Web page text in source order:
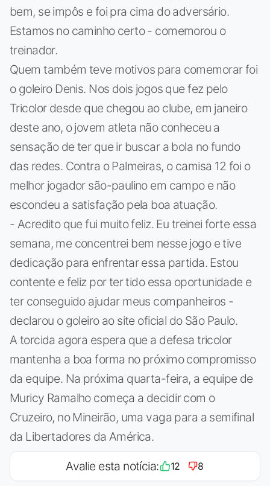
bem, se impôs e foi pra cima do adversário.
Estamos no caminho certo - comemorou o
treinador.
Quem também teve motivos para comemorar foi
o goleiro Denis. Nos dois jogos que fez pelo
Tricolor desde que chegou ao clube, em janeiro
deste ano, o jovem atleta não conheceu a
sensação de ter que ir buscar a bola no fundo
das redes. Contra o Palmeiras, o camisa 12 foi o
melhor jogador são-paulino em campo e não
escondeu a satisfação pela boa atuação.
- Acredito que fui muito feliz. Eu treinei forte essa
semana, me concentrei bem nesse jogo e tive
dedicação para enfrentar essa partida. Estou
contente e feliz por ter tido essa oportunidade e
ter conseguido ajudar meus companheiros -
declarou o goleiro ao site oficial do São Paulo.
A torcida agora espera que a defesa tricolor
mantenha a boa forma no próximo compromisso
da equipe. Na próxima quarta-feira, a equipe de
Muricy Ramalho começa a decidir com o
Cruzeiro, no Mineirão, uma vaga para a semifinal
da Libertadores da América.
Avalie esta notícia: 12 8